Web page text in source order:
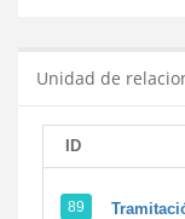
Unidad de
ID
89